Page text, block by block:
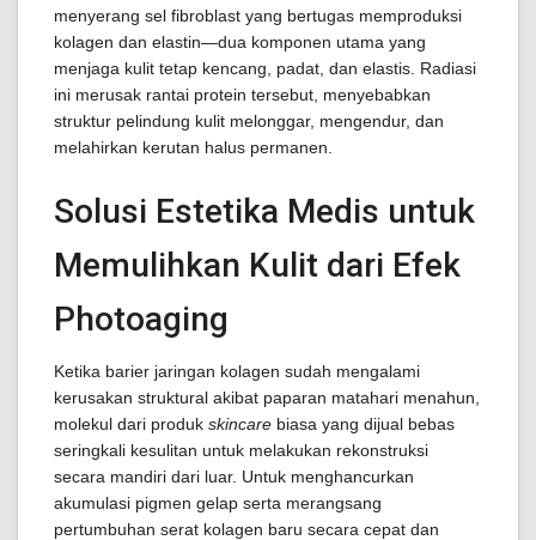
menyerang sel fibroblast yang bertugas memproduksi
kolagen dan elastin—dua komponen utama yang
menjaga kulit tetap kencang, padat, dan elastis. Radiasi
ini merusak rantai protein tersebut, menyebabkan
struktur pelindung kulit melonggar, mengendur, dan
melahirkan kerutan halus permanen.
Solusi Estetika Medis untuk
Memulihkan Kulit dari Efek
Photoaging
Ketika barier jaringan kolagen sudah mengalami
kerusakan struktural akibat paparan matahari menahun,
molekul dari produk skincare biasa yang dijual bebas
seringkali kesulitan untuk melakukan rekonstruksi
secara mandiri dari luar. Untuk menghancurkan
akumulasi pigmen gelap serta merangsang
pertumbuhan serat kolagen baru secara cepat dan